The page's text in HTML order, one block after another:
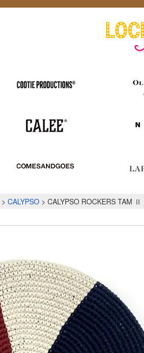
CALYPSO CALYPSO ROCKERS TAM Ⅱ